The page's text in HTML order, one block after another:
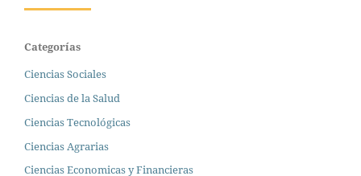
Categorías
Ciencias Sociales
Ciencias de la Salud
Ciencias Tecnológicas
Ciencias Agrarias
Ciencias Economicas y Financieras